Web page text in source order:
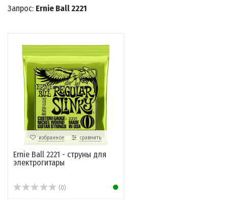
Запрос: Ernie Ball 2221
избранное сравнить
Ernie Ball 2221 - струны для
электрогитары
(0)